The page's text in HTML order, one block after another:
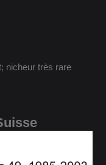
nicheur très rare